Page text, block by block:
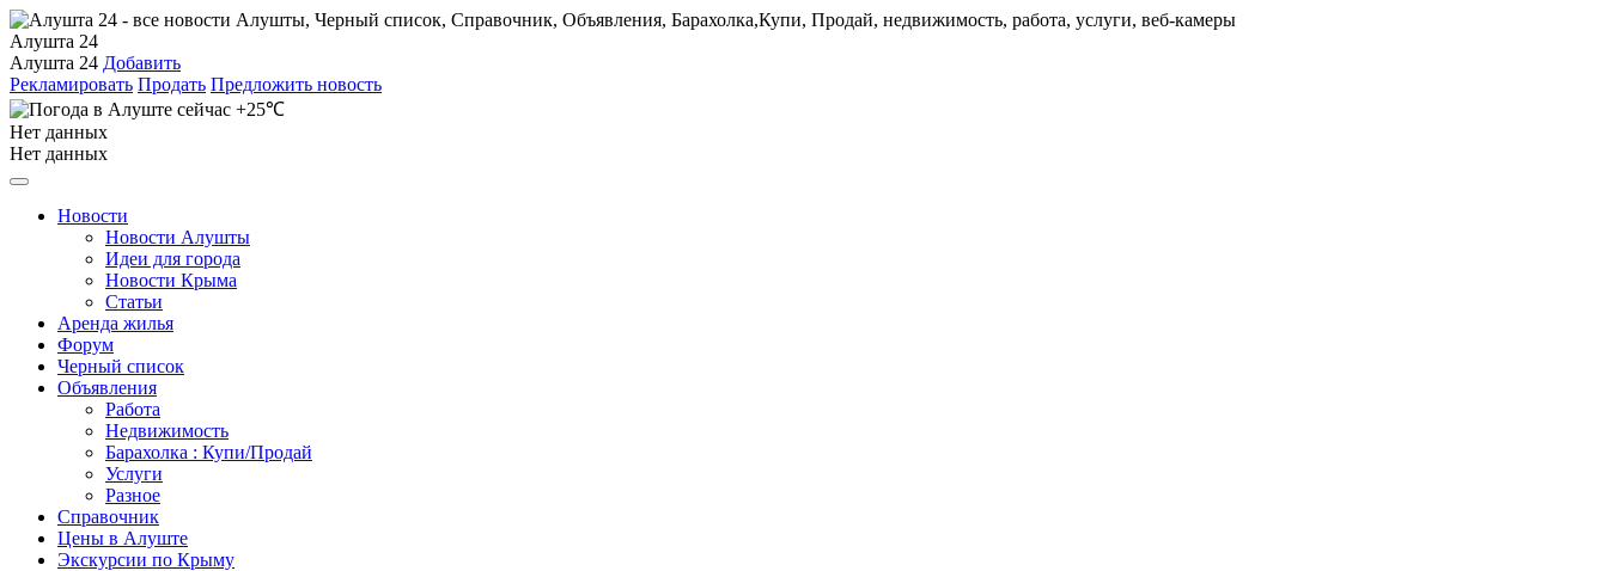
Алушта 24
Алушта 24 Добавить
Рекламировать Продать Предложить новость
+25℃
Нет данных
Нет данных
Новости
Новости Алушты
Идеи для города
Новости Крыма
Статьи
Аренда жилья
Форум
Черный список
Объявления
Работа
Недвижимость
Барахолка : Купи/Продай
Услуги
Разное
Справочник
Цены в Алуште
Экскурсии по Крыму